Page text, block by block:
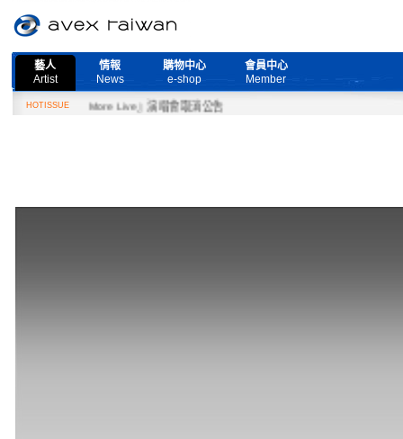
藝人
Artist
情報
News
購物中心
e-shop
會員中心
Member
HOTISSUE
Need More Live』演唱會取消公告